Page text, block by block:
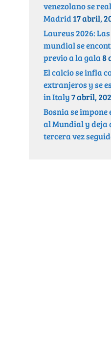
venezolano se
Madrid17 abril,
Laureus 2026:
mundial se
previo a la gala8
El calcio se infla
extranjeros y se
in Italy7 abril,
Bosnia se impone
al Mundial y
tercera vez